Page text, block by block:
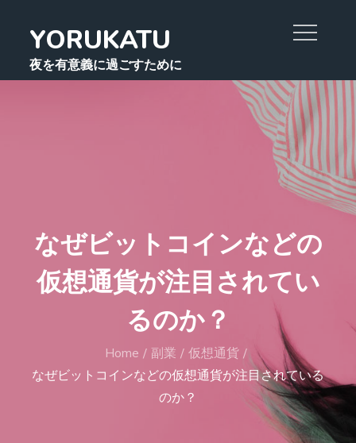
contentYORUKATU
夜を有意義に過ごすために
なぜビットコインなどの
仮想通貨が注目されてい
るのか？
Home 副業
仮想通貨
なぜビットコインなどの仮想通貨が注目されている
のか？